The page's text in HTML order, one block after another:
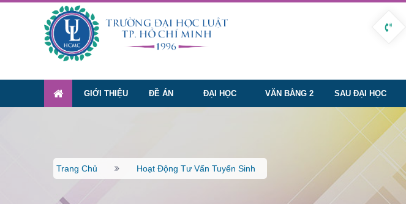
GIỚI THIỆU ĐỀ ÁN ĐẠI HỌC VĂN BẰNG 2 SAU ĐẠI HỌC
Trang Chủ Hoạt Động Tư Vấn Tuyển Sinh